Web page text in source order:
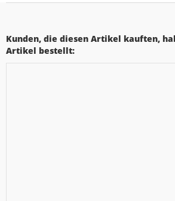
Kunden, die diesen Artikel kauften,
Artikel bestellt: